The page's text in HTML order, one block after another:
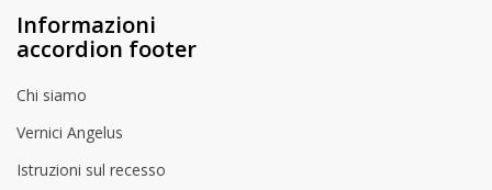
Informazioni
accordion footer
Chi siamo
Vernici Angelus
Istruzioni sul recesso